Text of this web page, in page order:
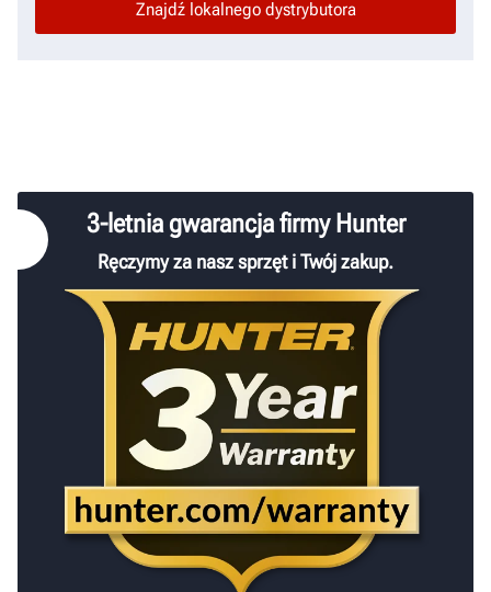
3-letnia gwarancja firmy Hunter
Ręczymy za nasz sprzęt i Twój zakup.